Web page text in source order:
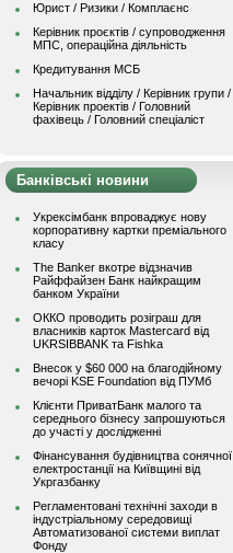
Юрист / Ризики / Комплаєнс
Керівник проєктів / супроводження
МПС, операційна діяльність
Кредитування МСБ
Начальник вiддiлу / Керівник групи /
Керівник проектів / Головний
фахівець / Головний спеціаліст
Банківські новини
Укрексімбанк впроваджує нову
корпоративну картки преміального
класу
The Banker вкотре відзначив
Райффайзен Банк найкращим
банком України
ОККО проводить розіграш для
власників карток Mastercard від
UKRSIBBANK та Fishka
Внесок у $60 000 на благодійному
вечорі KSE Foundation від ПУМб
Клієнти ПриватБанк малого та
середнього бізнесу запрошуються
до участі у дослідженні
Фінансування будівництва сонячної
електростанції на Київщині від
Укргазбанку
Регламентовані технічні заходи в
індустріальному середовищі
Автоматизованої системи виплат
Фонду